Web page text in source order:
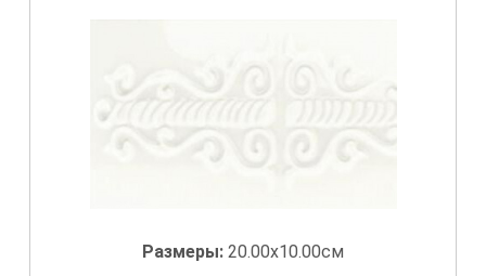
Размеры: 20.00x10.00см